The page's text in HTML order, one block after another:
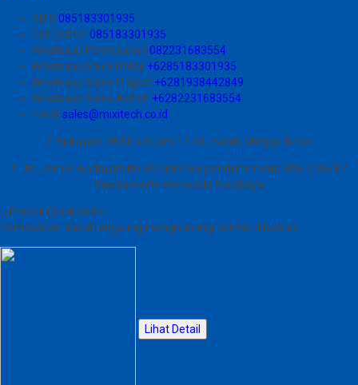
SMS 085183301935
Call Center 085183301935
Whatsapp Pemesanan 082231683554
Whatsapp Sales Retail +6285183301935
Whatsapp Sales Project +6281938442849
Whatsapp Sales Admin +6282231683554
Email sales@mixitech.co.id
Buka jam 08.00 s/d jam 17.00 , Sabtu Minggu tutup
Jln. Jemur Andayani No 50 Ruko Surya Inti Permata Blok D 86/87
Siwalankerto Wonocolo Surabaya
Produk Quick Order
Pemesanan dapat langsung menghubungi kontak dibawah:
Lihat Detail